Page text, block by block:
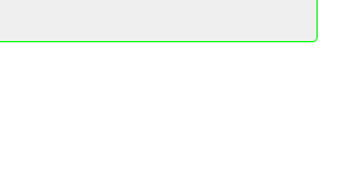
zostanie wydrukowana